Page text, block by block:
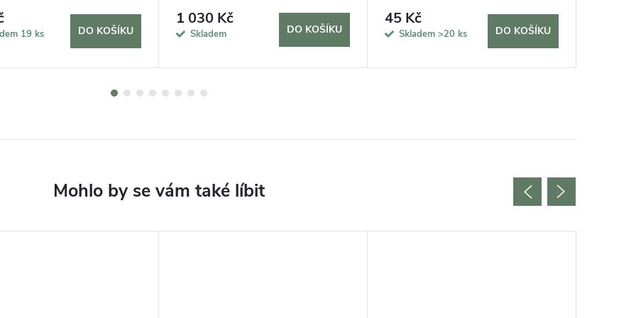
19 ks DO KOŠÍKU
1 030 Kč
Skladem DO KOŠÍKU
45 Kč
Skladem >20 ks DO KOŠÍKU